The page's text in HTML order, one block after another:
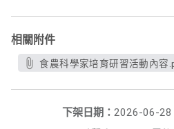
相關附件
食農科學家培育研習活動內容
下架日期： 2026-06-28